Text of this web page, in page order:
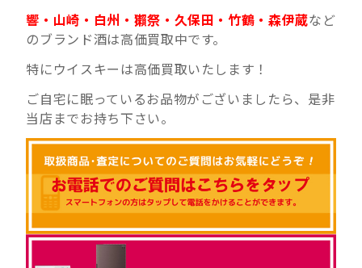
響・山崎・白州・獺祭・久保田・竹鶴・森伊蔵など
のブランド酒は高価買取中です。
特にウイスキーは高価買取いたします！
ご自宅に眠っているお品物がございましたら、是非
当店までお持ち下さい。